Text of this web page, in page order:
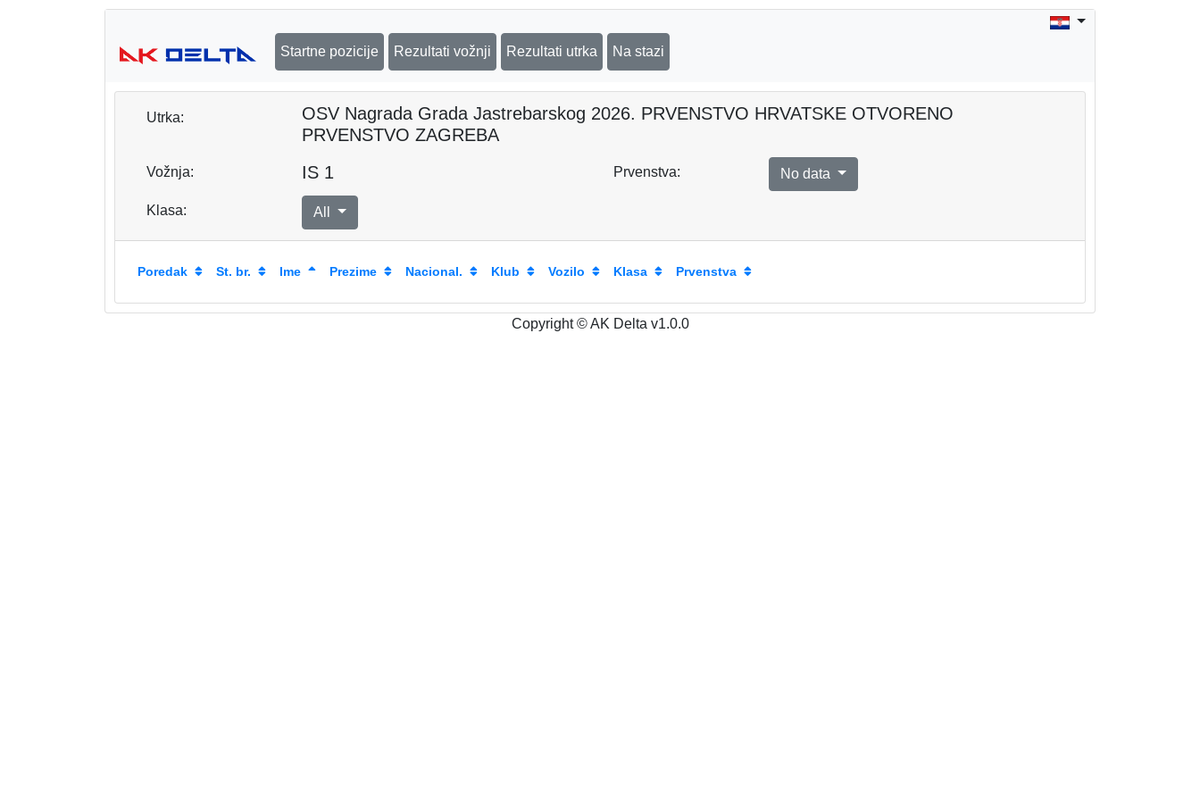
Startne pozicije Rezultati vožnji Rezultati utrka Na stazi
Utrka:
OSV Nagrada Grada Jastrebarskog 2026. PRVENSTVO HRVATSKE OTVORENO
PRVENSTVO ZAGREBA
Vožnja: IS 1 Prvenstva: No data
Klasa: All
Poredak St. br. Ime Prezime Nacional. Klub Vozilo Klasa Prvenstva
Copyright © AK Delta v1.0.0